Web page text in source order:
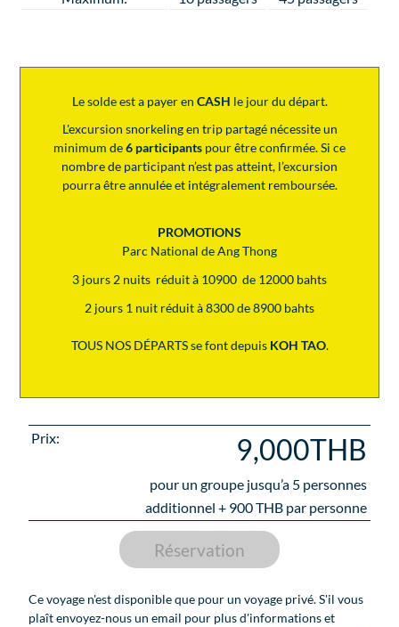
Ce voyage n'est disponible que pour un voyage privé. S'il vous
plaît envoyez-nous un email pour plus d'informations et
Le solde est a payer en CASH le jour du départ.
L'excursion snorkeling en trip partagé nécessite un
minimum de6 participants pour être confirmée. Si ce
nombre de participant n’est pas atteint, l’excursion
pourra être annulée et intégralement remboursée.
PROMOTIONS
Parc National de Ang Thong
3 jours 2 nuits réduit à 10900 de 12000 bahts
2 jours 1 nuit réduit à 8300 de 8900 bahts
TOUS NOS DÉPARTS se font depuis KOH TAO.
Prix: 9,000THB
pour un groupe jusqu’a 5 personnes
additionnel + 900THB par personne
Réservation